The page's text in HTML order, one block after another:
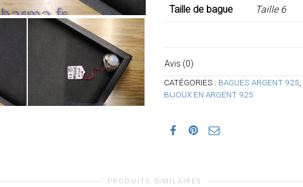
Taille de bague Taille 6
Avis (0)
CATÉGORIES : BAGUES ARGENT 925
BIJOUX EN ARGENT 925
PRODUITS SIMILAIRES